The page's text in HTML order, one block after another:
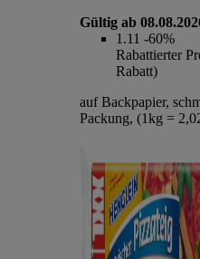
Gültig ab
1.11 -60%
Rabattierter
Rabatt)
auf Backpapier,
Packung, (1kg =